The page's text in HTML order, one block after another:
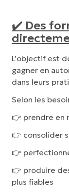
✔️ Des
L’objectif est
gagner en
dans leurs
Selon les
👉 prendre en
👉 consolider
👉
👉 produire
plus fiables